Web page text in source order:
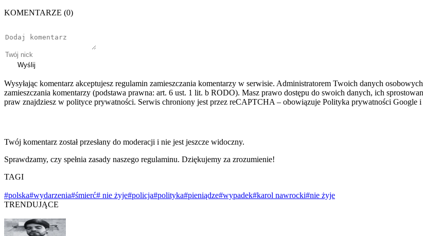
KOMENTARZE (0)
Wyślij
Wysyłając komentarz akceptujesz regulamin zamieszczania komentarzy w serwisie. Administratorem Twoich danych
zamieszczania komentarzy (podstawa prawna: art. 6 ust. 1 lit. b RODO). Masz prawo dostępu do swoich danych, ich
praw znajdziesz w polityce prywatności. Serwis chroniony jest przez reCAPTCHA – obowiązuje Polityka prywatności Google i
Twój komentarz został przesłany do moderacji i nie jest jeszcze widoczny.
Sprawdzamy, czy spełnia zasady naszego regulaminu. Dziękujemy za zrozumienie!
TAGI
#polska#wydarzenia#śmierć# nie żyje#policja#polityka#pieniądze#wypadek#karol nawrocki#nie żyje
TRENDUJĄCE